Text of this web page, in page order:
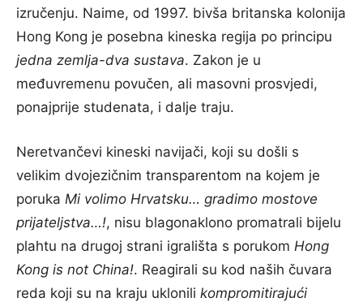
izručenju. Naime, od 1997. bivša britanska kolonija
Hong Kong je posebna kineska regija po principu
jedna zemlja-dva sustava. Zakon je u
međuvremenu povučen, ali masovni prosvjedi,
ponajprije studenata, i dalje traju.
Neretvančevi kineski navijači, koji su došli s
velikim dvojezičnim transparentom na kojem je
poruka Mi volimo Hrvatsku… gradimo mostove
prijateljstva…!, nisu blagonaklono promatrali bijelu
plahtu na drugoj strani igrališta s porukom Hong
Kong is not China!. Reagirali su kod naših čuvara
reda koji su na kraju uklonili kompromitirajući